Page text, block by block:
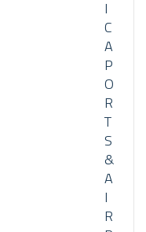
I
C
A
P
O
R
T
S
&
A
I
R